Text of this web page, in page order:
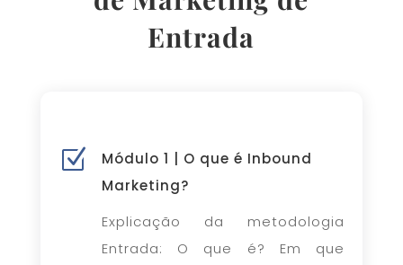
Entrada
Z
Módulo 1 | O que é Inbound
Marketing?
Explicação da metodologia
Entrada: O que é? Em que